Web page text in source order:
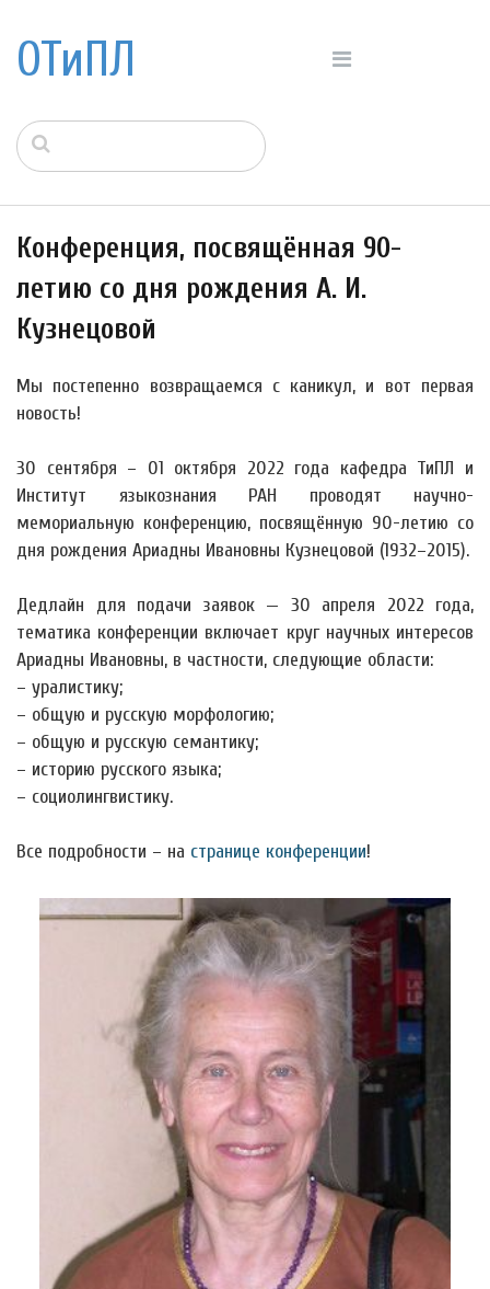
ОТиПЛ
Конференция, посвящённая 90-
летию со дня рождения А. И.
Кузнецовой
Мы постепенно возвращаемся с каникул, и вот первая
новость!
30 сентября – 01 октября 2022 года кафедра ТиПЛ и
Институт языкознания РАН проводят научно-
мемориальную конференцию, посвящённую 90-летию со
дня рождения Ариадны Ивановны Кузнецовой (1932–2015).
Дедлайн для подачи заявок — 30 апреля 2022 года,
тематика конференции включает круг научных интересов
Ариадны Ивановны, в частности, следующие области:
– уралистику;
– общую и русскую морфологию;
– общую и русскую семантику;
– историю русского языка;
– социолингвистику.
Все подробности – на странице конференции!